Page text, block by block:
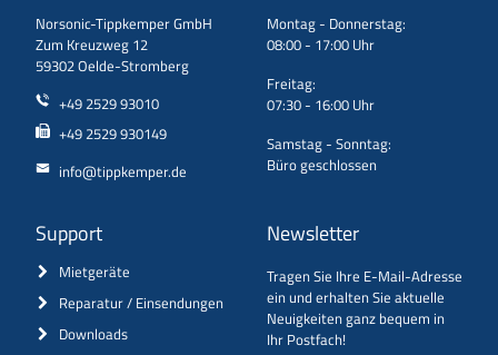
Norsonic-Tippkemper GmbH
Zum Kreuzweg 12
59302 Oelde-Stromberg
+49 2529 93010
+49 2529 930149
info@tippkemper.de
Montag - Donnerstag:
08:00 - 17:00 Uhr
Freitag:
07:30 - 16:00 Uhr
Samstag - Sonntag:
Büro geschlossen
Support
Mietgeräte
Reparatur / Einsendungen
Downloads
Newsletter
Tragen Sie Ihre E-Mail-Adresse
ein und erhalten Sie aktuelle
Neuigkeiten ganz bequem in
Ihr Postfach!